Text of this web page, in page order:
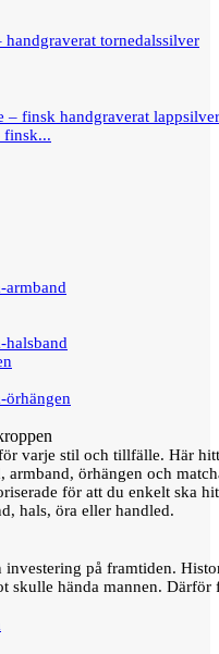
finsk...
armband
halsband
örhängen
varje stil och tillfälle. Här
armband, örhängen och
för att du enkelt ska
hals, öra eller handled.
på framtiden.
skulle hända mannen.